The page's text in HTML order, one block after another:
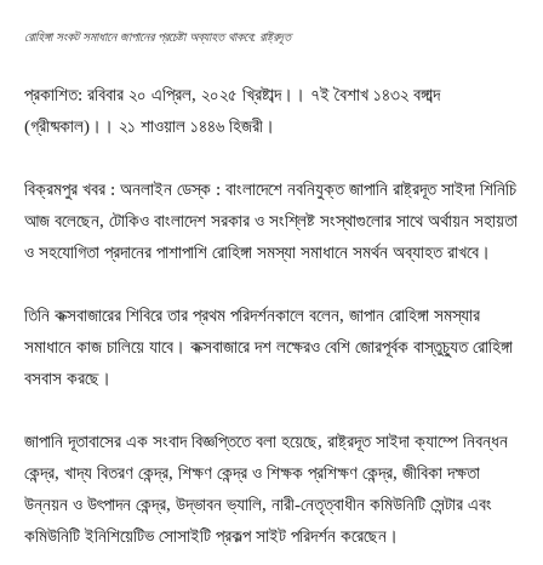
রোহিঙ্গা সংকট সমাধানে জাপানের প্রচেষ্টা অব্যাহত থাকবে: রাষ্ট্রদূত
প্রকাশিত: রবিবার ২০ এপ্রিল, ২০২৫ খ্রিষ্টাব্দ।। ৭ই বৈশাখ ১৪৩২ বঙ্গাব্দ
(গ্রীষ্মকাল)।। ২১ শাওয়াল ১৪৪৬ হিজরী।
বিক্রমপুর খবর : অনলাইন ডেস্ক : বাংলাদেশে নবনিযুক্ত জাপানি রাষ্ট্রদূত সাইদা শিনিচি
আজ বলেছেন, টোকিও বাংলাদেশ সরকার ও সংশ্লিষ্ট সংস্থাগুলোর সাথে অর্থায়ন সহায়তা
ও সহযোগিতা প্রদানের পাশাপাশি রোহিঙ্গা সমস্যা সমাধানে সমর্থন অব্যাহত রাখবে।
তিনি কক্সবাজারের শিবিরে তার প্রথম পরিদর্শনকালে বলেন, জাপান রোহিঙ্গা সমস্যার
সমাধানে কাজ চালিয়ে যাবে। কক্সবাজারে দশ লক্ষেরও বেশি জোরপূর্বক বাস্তুচ্যুত রোহিঙ্গা
বসবাস করছে।
জাপানি দূতাবাসের এক সংবাদ বিজ্ঞপ্তিতে বলা হয়েছে, রাষ্ট্রদূত সাইদা ক্যাম্পে নিবন্ধন
কেন্দ্র, খাদ্য বিতরণ কেন্দ্র, শিক্ষণ কেন্দ্র ও শিক্ষক প্রশিক্ষণ কেন্দ্র, জীবিকা দক্ষতা
উন্নয়ন ও উৎপাদন কেন্দ্র, উদ্ভাবন ভ্যালি, নারী-নেতৃত্বাধীন কমিউনিটি সেন্টার এবং
কমিউনিটি ইনিশিয়েটিভ সোসাইটি প্রকল্প সাইট পরিদর্শন করেছেন।